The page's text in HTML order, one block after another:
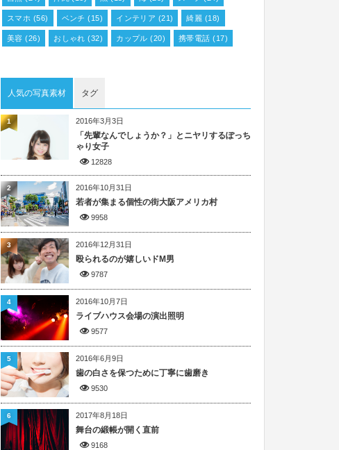
スマホ (56) ベンチ (15) インテリア (21) 綺麗 (18)
美容 (26) おしゃれ (32) カップル (20) 携帯電話 (17)
人気の写真素材 タグ
2016年3月3日
「先輩なんでしょうか？」とニヤリするぽっち
ゃり女子
12828
1
2016年10月31日
若者が集まる個性の街大阪アメリカ村
9958
2
2016年12月31日
殴られるのが嬉しいドM男
9787
3
2016年10月7日
ライブハウス会場の演出照明
9577
4
2016年6月9日
歯の白さを保つために丁寧に歯磨き
9530
5
2017年8月18日
舞台の緞帳が開く直前
9168
6